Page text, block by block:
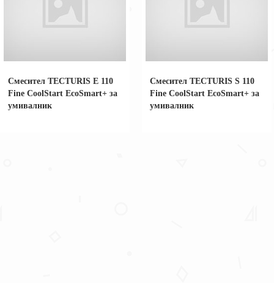
Смесител TECTURIS Е 110
Fine CoolStart EcoSmart+ за
умивалник
Смесител TECTURIS S 110
Fine CoolStart EcoSmart+ за
умивалник